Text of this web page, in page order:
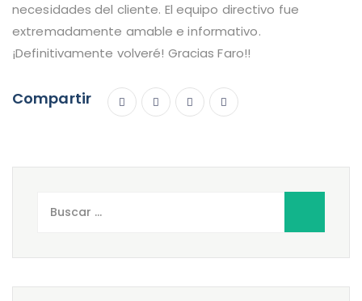
necesidades del cliente. El equipo directivo fue
extremadamente amable e informativo.
¡Definitivamente volveré! Gracias Faro!!
Compartir